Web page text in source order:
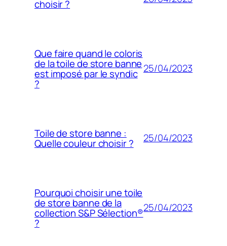
choisir ?
Que faire quand le coloris
de la toile de store banne
est imposé par le syndic
?
25/04/2023
Toile de store banne :
Quelle couleur choisir ? 25/04/2023
Pourquoi choisir une toile
de store banne de la
collection S&P Sélection®
?
25/04/2023